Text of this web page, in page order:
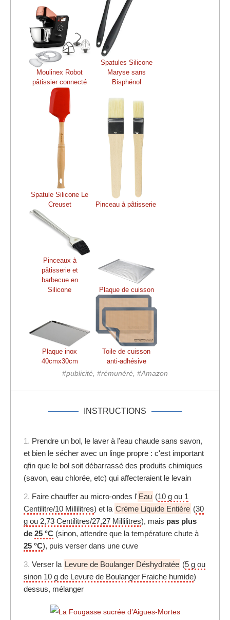
Moulinex Robot
pâtissier connecté
Spatules Silicone
Maryse sans
Bisphénol
Spatule Silicone Le
Creuset
Pinceau à pâtisserie
Pinceaux à
pâtisserie et
barbecue en
Silicone
Plaque de cuisson
Plaque inox
40cmx30cm
Toile de cuisson
anti-adhésive
#publicité, #rémunéré, #Amazon
INSTRUCTIONS
1. Prendre un bol, le laver à l'eau chaude sans savon,
et bien le sécher avec un linge propre : c'est important
qfin que le bol soit débarrassé des produits chimiques
(savon, eau chlorée, etc) qui affecteraient le levain
2. Faire chauffer au micro-ondes l' Eau (10 g ou 1
Centilitre/10 Millilitres) et la Crème Liquide Entière (30
g ou 2,73 Centilitres/27,27 Millilitres), mais pas plus
de 25 °C (sinon, attendre que la température chute à
25 °C), puis verser dans une cuve
3. Verser la Levure de Boulanger Déshydratée (5 g ou
sinon 10 g de Levure de Boulanger Fraiche humide)
dessus, mélanger